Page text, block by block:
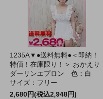
1235A▼●送料無料●＜即納！
特価！在庫限り！＞ おかえり
ダーリンエプロン 色：白
サイズ：フリー
2,680円(税込2,948円)